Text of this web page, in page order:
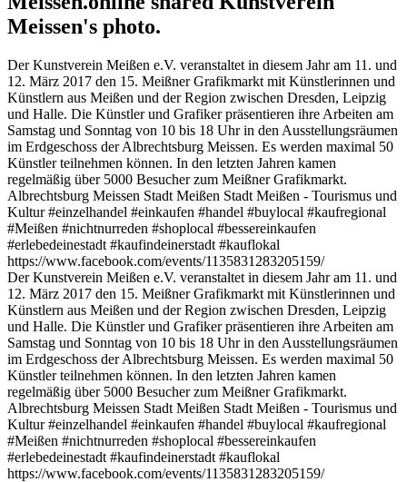
Meissen's photo.
Der Kunstverein Meißen e.V. veranstaltet in diesem Jahr am 11. und
12. März 2017 den 15. Meißner Grafikmarkt mit Künstlerinnen und
Künstlern aus Meißen und der Region zwischen Dresden, Leipzig
und Halle. Die Künstler und Grafiker präsentieren ihre Arbeiten am
Samstag und Sonntag von 10 bis 18 Uhr in den Ausstellungsräumen
im Erdgeschoss der Albrechtsburg Meissen. Es werden maximal 50
Künstler teilnehmen können. In den letzten Jahren kamen
regelmäßig über 5000 Besucher zum Meißner Grafikmarkt.
Albrechtsburg Meissen Stadt Meißen Stadt Meißen - Tourismus und
Kultur #einzelhandel #einkaufen #handel #buylocal #kaufregional
#Meißen #nichtnurreden #shoplocal #bessereinkaufen
#erlebedeinestadt #kaufindeinerstadt #kauflokal
https://www.facebook.com/events/1135831283205159/
Der Kunstverein Meißen e.V. veranstaltet in diesem Jahr am 11. und
12. März 2017 den 15. Meißner Grafikmarkt mit Künstlerinnen und
Künstlern aus Meißen und der Region zwischen Dresden, Leipzig
und Halle. Die Künstler und Grafiker präsentieren ihre Arbeiten am
Samstag und Sonntag von 10 bis 18 Uhr in den Ausstellungsräumen
im Erdgeschoss der Albrechtsburg Meissen. Es werden maximal 50
Künstler teilnehmen können. In den letzten Jahren kamen
regelmäßig über 5000 Besucher zum Meißner Grafikmarkt.
Albrechtsburg Meissen Stadt Meißen Stadt Meißen - Tourismus und
Kultur #einzelhandel #einkaufen #handel #buylocal #kaufregional
#Meißen #nichtnurreden #shoplocal #bessereinkaufen
#erlebedeinestadt #kaufindeinerstadt #kauflokal
https://www.facebook.com/events/1135831283205159/